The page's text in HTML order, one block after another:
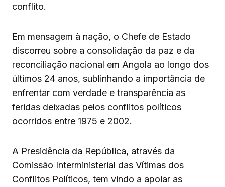
conflito.
Em mensagem à nação, o Chefe de Estado
discorreu sobre a consolidação da paz e da
reconciliação nacional em Angola ao longo dos
últimos 24 anos, sublinhando a importância de
enfrentar com verdade e transparência as
feridas deixadas pelos conflitos políticos
ocorridos entre 1975 e 2002.
A Presidência da República, através da
Comissão Interministerial das Vítimas dos
Conflitos Políticos, tem vindo a apoiar as